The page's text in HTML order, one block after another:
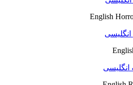
English
انگلیسی